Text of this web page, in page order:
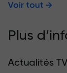
Voir tout
Plus
Actualités TV